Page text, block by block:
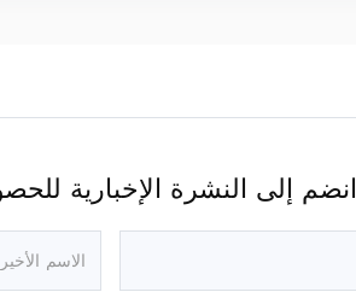
انضم إلى النشرة الإخبارية